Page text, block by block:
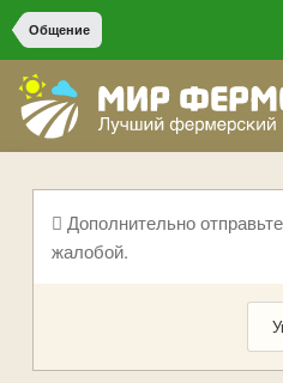
Общение
Дополнительно
жалобой.